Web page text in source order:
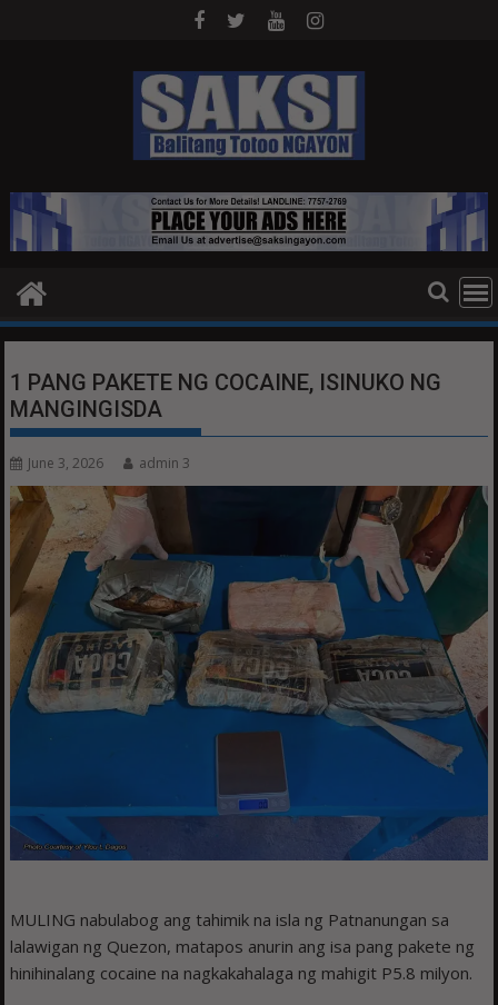
1 PANG PAKETE NG COCAINE, ISINUKO NG
MANGINGISDA
June 3, 2026 admin 3
MULING nabulabog ang tahimik na isla ng Patnanungan sa
lalawigan ng Quezon, matapos anurin ang isa pang pakete ng
hinihinalang cocaine na nagkakahalaga ng mahigit P5.8 milyon.